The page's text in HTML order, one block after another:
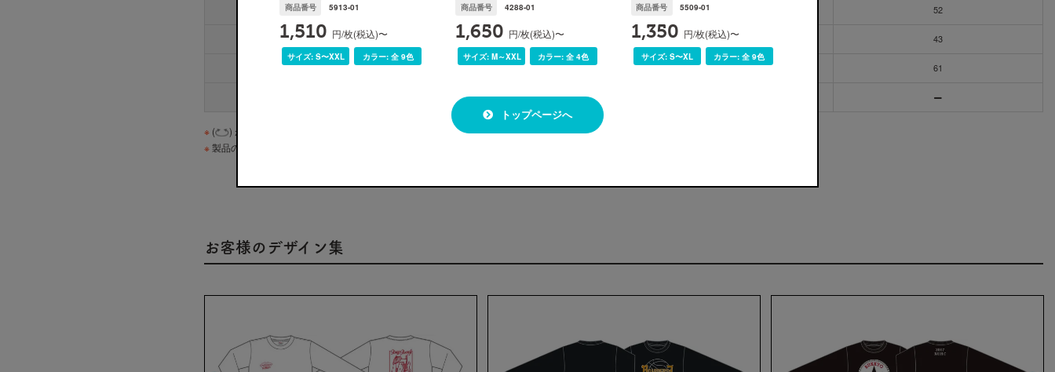
身巾 46 52
肩巾 37 40 43
袖丈 59 60 61
※(
) が付いている商品は「丸胴」で脇に縫い目が無い仕様です。
※製品の性質上、若干の誤差(2〜3cm程度)が発生する場合がございます。予めご了承下さい。
商品番号 5913-01
1,510 円/枚(税込)〜
サイズ: S〜XXL カラー: 全 9色
商品番号 4288-01
1,650 円/枚(税込)〜
サイズ: M～XXL カラー:全 4色
商品番号 5509-01
1,350 円/枚(税込)〜
サイズ: S〜XL カラー:全 9色
トップページへ
お客様のデザイン集